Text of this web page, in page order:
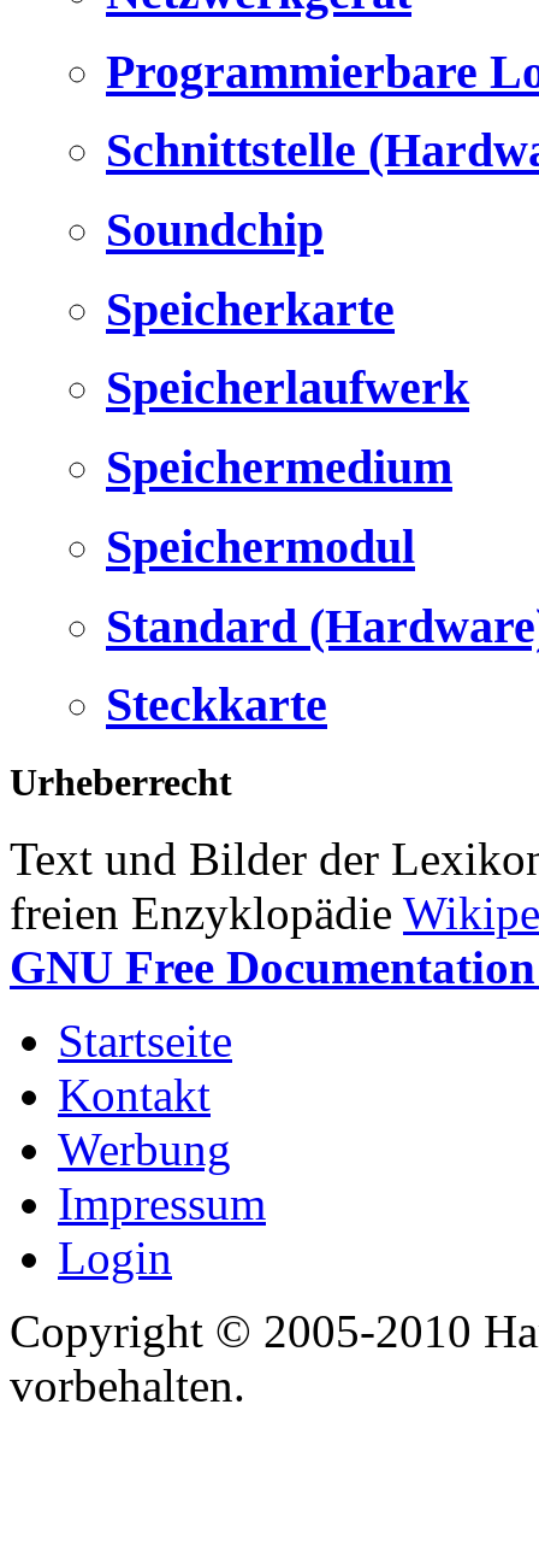
Programmierbare
Schnittstelle
Soundchip
Speicherkarte
Speicherlaufwerk
Speichermedium
Speichermodul
Standard
Steckkarte
Urheberrecht
Text und Bilder der
freien Enzyklopädie
GNU Free
Startseite
Kontakt
Werbung
Impressum
Login
Copyright © 2005-2010
vorbehalten.